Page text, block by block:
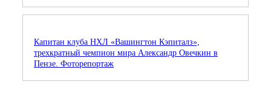
Капитан клуба НХЛ «Вашингтон Кэпиталз»,
трехкратный чемпион мира Александр Овечкин в
Пензе. Фоторепортаж